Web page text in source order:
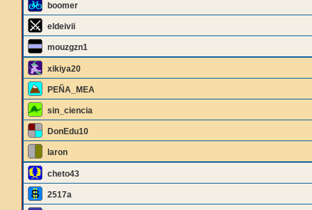
boomer
eldeivii
mouzgzn1
xikiya20
PEÑA_MEA
sin_ciencia
DonEdu10
laron
cheto43
2517a